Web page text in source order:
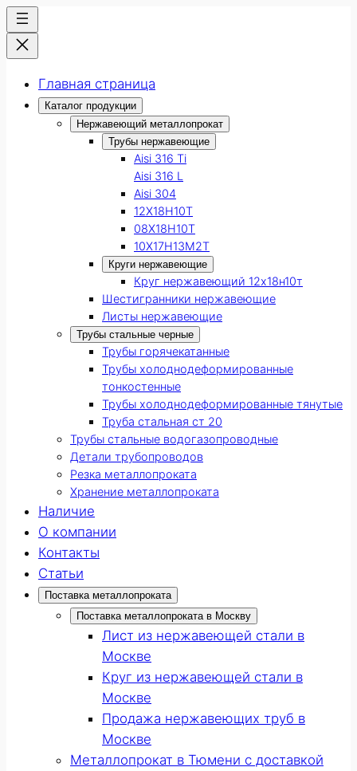
Главная страница
Каталог продукции
Нержавеющий металлопрокат
Трубы нержавеющие
Aisi 316 Ti
Aisi 316 L
Aisi 304
12Х18Н10Т
08Х18Н10Т
10Х17Н13М2Т
Круги нержавеющие
Круг нержавеющий 12х18н10т
Шестигранники нержавеющие
Листы нержавеющие
Трубы стальные черные
Трубы горячекатанные
Трубы холоднодеформированные
тонкостенные
Трубы холоднодеформированные тянутые
Труба стальная ст 20
Трубы стальные водогазопроводные
Детали трубопроводов
Резка металлопроката
Хранение металлопроката
Наличие
О компании
Контакты
Статьи
Поставка металлопроката
Поставка металлопроката в Москву
Лист из нержавеющей стали в
Москве
Круг из нержавеющей стали в
Москве
Продажа нержавеющих труб в
Москве
Металлопрокат в Тюмени с доставкой